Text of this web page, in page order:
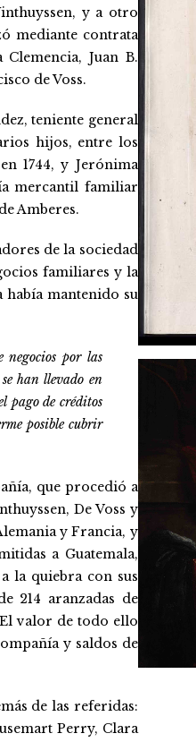
y a otro
mediante contrata
Juan B.
de Voss.
teniente general
hijos, entre los
1744, y Jerónima
mercantil familiar
Amberes.
de la sociedad
familiares y la
había mantenido su
negocios por las
han llevado en
pago de créditos
posible cubrir
que procedió a
De Voss y
y Francia, y
a Guatemala,
la quiebra con sus
214 aranzadas de
El valor de todo ello
y saldos de
de las referidas:
Perry, Clara